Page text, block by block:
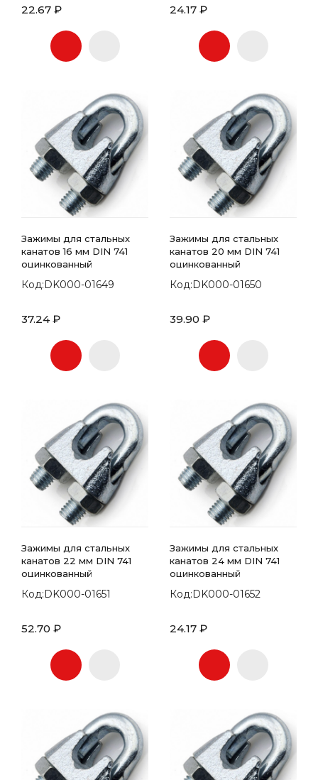
22.67 ₽ 24.17 ₽
Зажимы для стальных
канатов 16 мм DIN 741
оцинкованный
Код:DK000-01649
37.24 ₽
Зажимы для стальных
канатов 20 мм DIN 741
оцинкованный
Код:DK000-01650
39.90 ₽
Зажимы для стальных
канатов 22 мм DIN 741
оцинкованный
Код:DK000-01651
52.70 ₽
Зажимы для стальных
канатов 24 мм DIN 741
оцинкованный
Код:DK000-01652
24.17 ₽